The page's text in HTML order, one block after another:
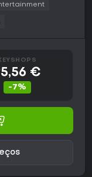
KEYSHOPS
€
-7%